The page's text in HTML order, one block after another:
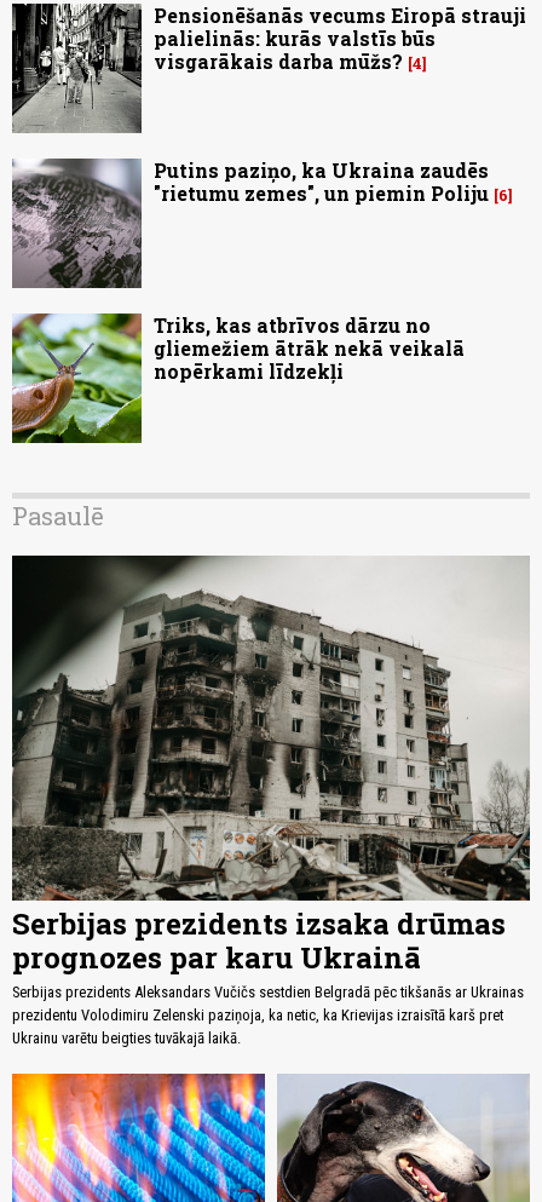
Pensionēšanās vecums Eiropā strauji
palielinās: kurās valstīs būs
visgarākais darba mūžs? 4
Putins paziņo, ka Ukraina zaudēs
"rietumu zemes", un piemin Poliju 6
Triks, kas atbrīvos dārzu no
gliemežiem ātrāk nekā veikalā
nopērkami līdzekļi
Pasaulē
Serbijas prezidents izsaka drūmas
prognozes par karu Ukrainā
Serbijas prezidents Aleksandars Vučičs sestdien Belgradā pēc tikšanās ar Ukrainas
prezidentu Volodimiru Zelenski paziņoja, ka netic, ka Krievijas izraisītā karš pret
Ukrainu varētu beigties tuvākajā laikā.